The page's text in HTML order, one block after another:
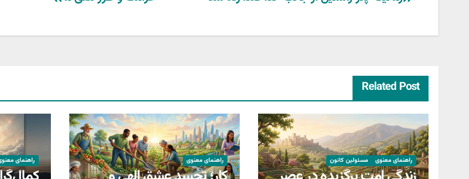
نوشته
Related Post
راهنمای معنوی مسئولین کانون راهنمای معنوی راهنمای